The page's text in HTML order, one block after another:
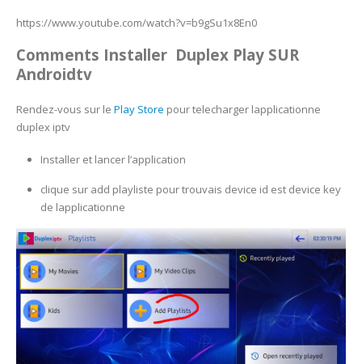
https://www.youtube.com/watch?v=b9gSu1x8En0
Comments Installer Duplex Play SUR
Androidtv
Rendez-vous sur le Play Store pour telecharger lapplicationne
duplex iptv
Installer et lancer l’application
clique sur add playliste pour trouvais device id est device key
de lapplicationne